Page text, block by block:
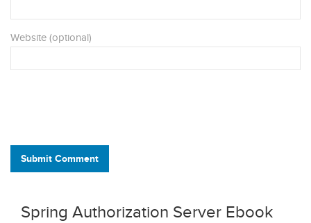
Website (optional)
Submit Comment
Spring Authorization Server Ebook